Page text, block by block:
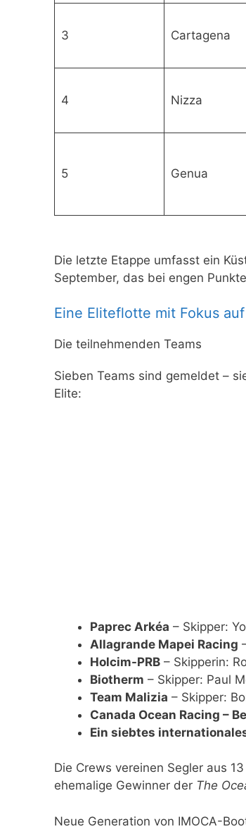
3 Cartagena
4 Nizza
5 Genua
Die letzte Etappe umfasst ein
September, das bei engen
Eine Eliteflotte mit Fokus
Die teilnehmenden Teams
Sieben Teams sind gemeldet –
Elite:
Paprec Arkéa – Skipper:
Allagrande Mapei Racing
Holcim-PRB – Skipperin:
Biotherm – Skipper: Paul
Team Malizia – Skipper:
Canada Ocean Racing –
Ein siebtes
Die Crews vereinen Segler aus
ehemalige Gewinner der The
Neue Generation von IMOCA-